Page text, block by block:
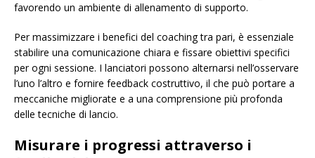
favorendo un ambiente di allenamento di supporto.
Per massimizzare i benefici del coaching tra pari, è essenziale
stabilire una comunicazione chiara e fissare obiettivi specifici
per ogni sessione. I lanciatori possono alternarsi nell’osservare
l’uno l’altro e fornire feedback costruttivo, il che può portare a
meccaniche migliorate e a una comprensione più profonda
delle tecniche di lancio.
Misurare i progressi attraverso i